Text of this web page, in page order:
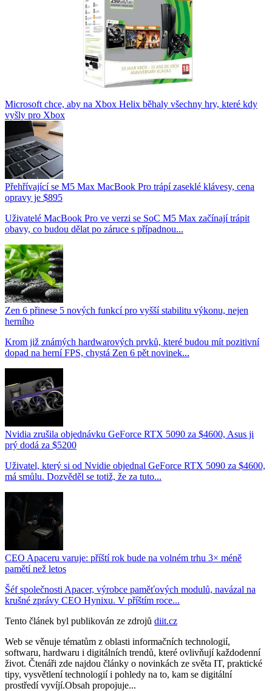
Microsoft chce, aby na Xbox Helix běhaly všechny hry, které kdy
vyšly pro Xbox
Přehřívající se M5 Max MacBook Pro trápí zaseklé klávesy, cena
opravy je $895
Uživatelé MacBook Pro ve verzi se SoC M5 Max začínají trápit
obavy, co budou dělat po záruce s případnou...
Zen 6 přinese 5 nových funkcí pro vyšší stabilitu výkonu, nejen
herního
Krom již známých hardwarových prvků, které budou mít pozitivní
dopad na herní FPS, chystá Zen 6 pět novinek...
Nvidia zrušila objednávku GeForce RTX 5090 za $4600, Asus ji
prý dodá za $5200
Uživatel, který si od Nvidie objednal GeForce RTX 5090 za $4600,
má smůlu. Dozvěděl se totiž, že za tuto...
CEO Apaceru varuje: příští rok bude na volném trhu 3× méně
pamětí než letos
Šéf společnosti Apacer, výrobce paměťových modulů, navázal na
krušné zprávy CEO Hynixu. V příštím roce...
Tento článek byl publikován ze zdrojů diit.cz
Web se věnuje tématům z oblasti informačních technologií,
softwaru, hardwaru i digitálních trendů, které ovlivňují každodenní
život. Čtenáři zde najdou články o novinkách ze světa IT, praktické
tipy, vysvětlení technologií i pohledy na to, kam se digitální
prostředí vyvíjí.Obsah propojuje...